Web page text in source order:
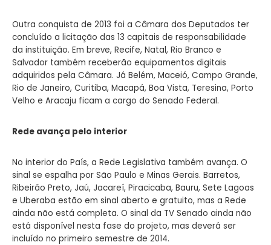
Outra conquista de 2013 foi a Câmara dos Deputados ter
concluído a licitação das 13 capitais de responsabilidade
da instituição. Em breve, Recife, Natal, Rio Branco e
Salvador também receberão equipamentos digitais
adquiridos pela Câmara. Já Belém, Maceió, Campo Grande,
Rio de Janeiro, Curitiba, Macapá, Boa Vista, Teresina, Porto
Velho e Aracaju ficam a cargo do Senado Federal.
Rede avança pelo interior
No interior do País, a Rede Legislativa também avança. O
sinal se espalha por São Paulo e Minas Gerais. Barretos,
Ribeirão Preto, Jaú, Jacareí, Piracicaba, Bauru, Sete Lagoas
e Uberaba estão em sinal aberto e gratuito, mas a Rede
ainda não está completa. O sinal da TV Senado ainda não
está disponível nesta fase do projeto, mas deverá ser
incluído no primeiro semestre de 2014.